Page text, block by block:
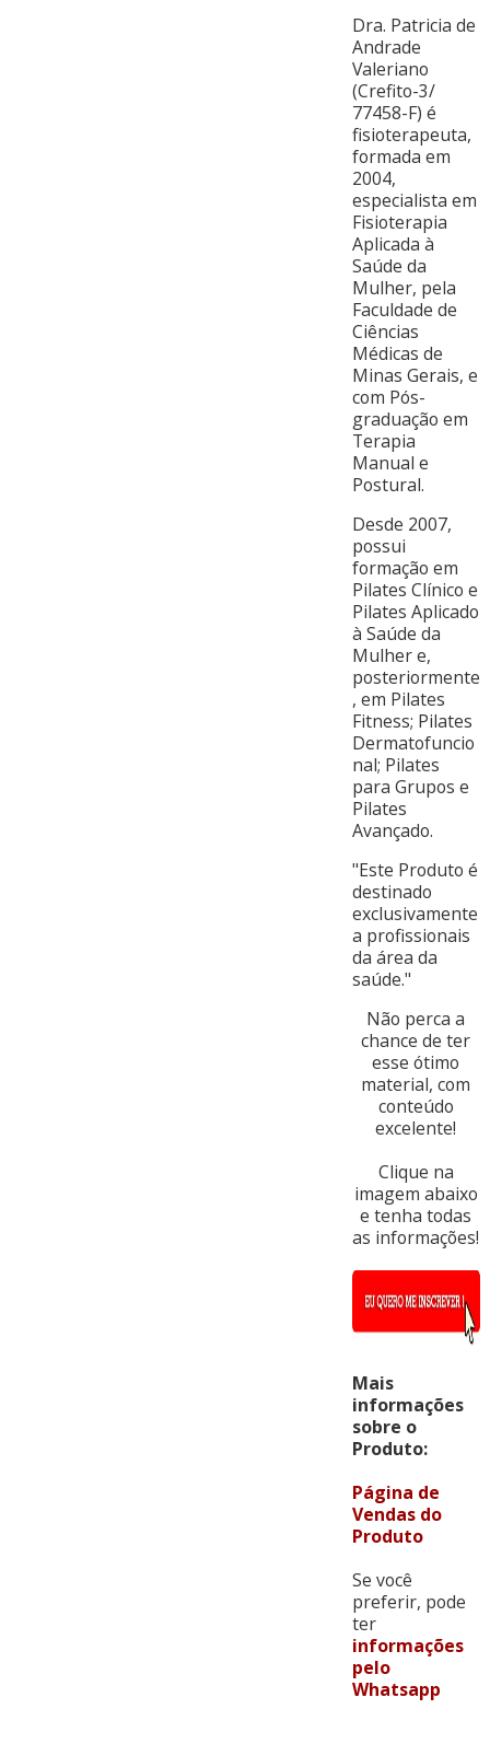
Dra. Patricia de
Andrade
Valeriano
(Crefito-3/
77458-F) é
fisioterapeuta,
formada em
2004,
especialista em
Fisioterapia
Aplicada à
Saúde da
Mulher, pela
Faculdade de
Ciências
Médicas de
Minas Gerais, e
com Pós-
graduação em
Terapia
Manual e
Postural.
Desde 2007,
possui
formação em
Pilates Clínico e
Pilates Aplicado
à Saúde da
Mulher e,
posteriormente
, em Pilates
Fitness; Pilates
Dermatofuncio
nal; Pilates
para Grupos e
Pilates
Avançado.
"Este Produto é
destinado
exclusivamente
a profissionais
da área da
saúde."
Não perca a
chance de ter
esse ótimo
material, com
conteúdo
excelente!
Clique na
imagem abaixo
e tenha todas
as informações!
Mais
informações
sobre o
Produto:
Página de
Vendas do
Produto
Se você
preferir, pode
ter
informações
pelo
Whatsapp